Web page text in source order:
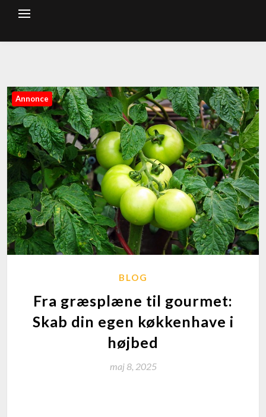
Annonce
BLOG
Fra græsplæne til gourmet:
Skab din egen køkkenhave i
højbed
maj 8, 2025